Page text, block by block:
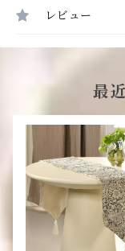
レビュー
最